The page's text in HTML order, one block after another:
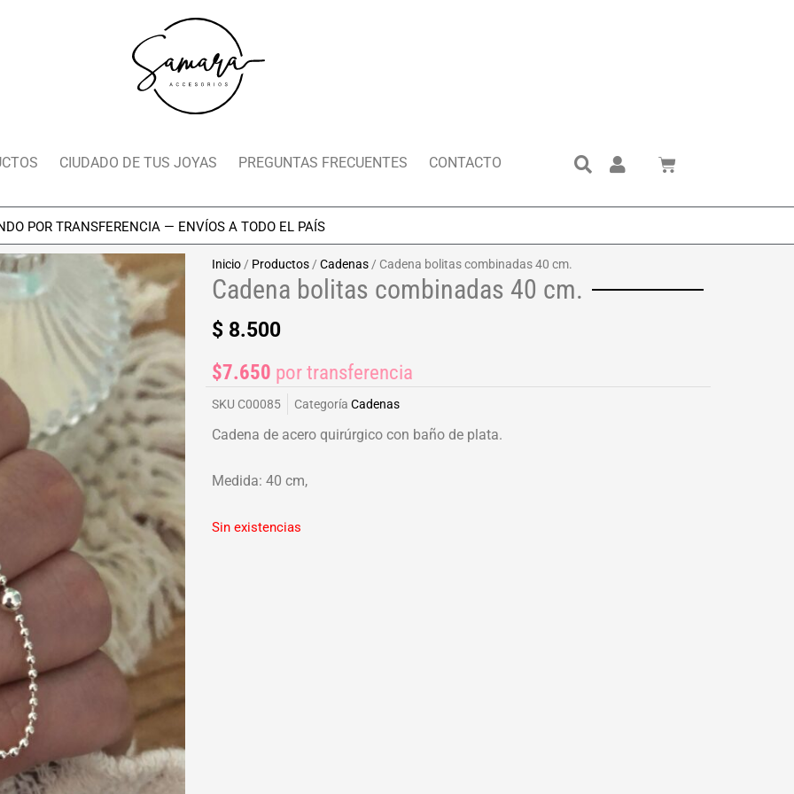
CIUDADO DE TUS JOYAS PREGUNTAS FRECUENTES CONTACTO Search
Cart
TRANSFERENCIA — ENVÍOS A TODO EL PAÍS
Inicio / Productos / Cadenas / Cadena bolitas combinadas 40 cm.
Cadena bolitas combinadas 40 cm.
$ 8.500
$7.650 por transferencia
SKU C00085 Categoría Cadenas
Cadena de acero quirúrgico con baño de plata.
Medida: 40 cm,
Sin existencias